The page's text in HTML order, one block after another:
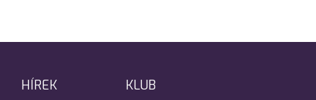
HÍREK KLUB